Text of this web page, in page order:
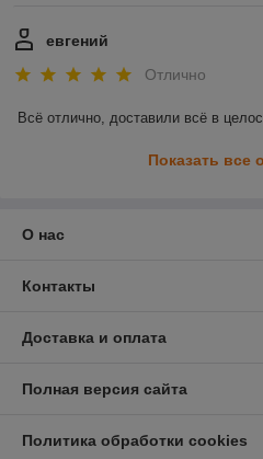
евгений
Отлично
Всё отлично, доставили всё в
Показать все
О нас
Контакты
Доставка и оплата
Полная версия сайта
Политика обработки cookies